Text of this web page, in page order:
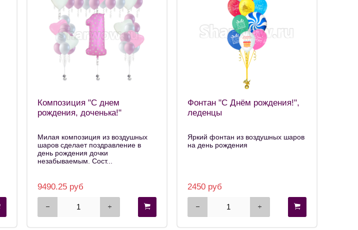
Композиция "С днем
рождения, доченька!"
Милая композиция из воздушных
шаров сделает поздравление в
день рождения дочки
незабываемым. Сост...
9490.25 руб
Фонтан "С Днём рождения!",
леденцы
Яркий фонтан из воздушных шаров
на день рождения
2450 руб